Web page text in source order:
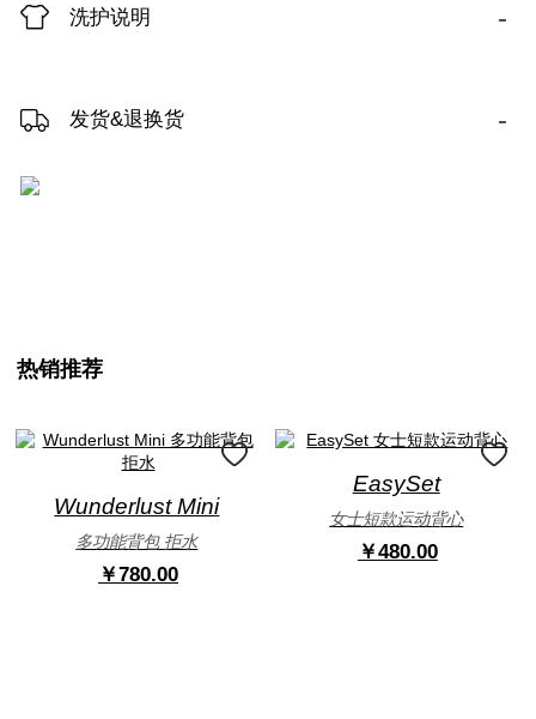
洗护说明 -
发货&退换货 -
热销推荐
Wunderlust Mini
多功能背包 拒水
￥780.00
EasySet
女士短款运动背心
￥480.00